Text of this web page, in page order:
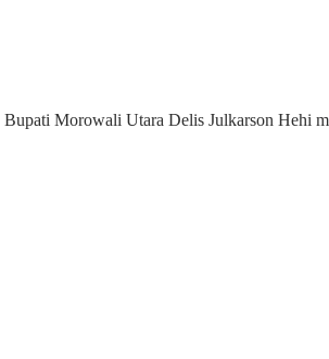
Morowali Utara Delis Julkarson Hehi